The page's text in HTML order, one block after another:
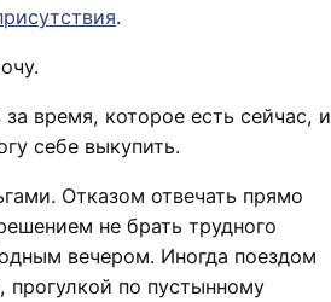
.
время, которое есть сейчас, и
себе выкупить.
Отказом отвечать прямо
не брать трудного
вечером. Иногда поездом
прогулкой по пустынному